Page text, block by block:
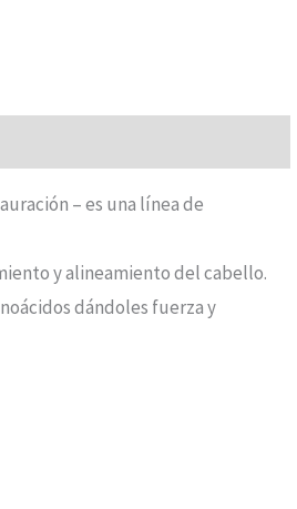
– es una línea de
y alineamiento del cabello.
dándoles fuerza y